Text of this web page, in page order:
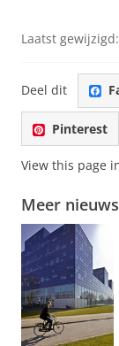
Laatst gewijzigd:
Deel dit
Pinterest
View this page
Meer nieuws